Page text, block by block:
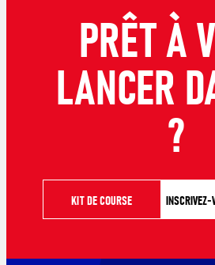
PRÊT À
LANCER
?
KIT DE COURSE